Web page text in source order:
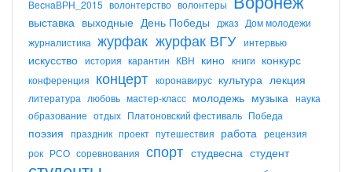
ВеснаВРН_2015 волонтерство волонтеры
выставка выходные День Победы джаз Дом молодежи
журналистика журфак журфак ВГУ интервью
искусство история карантин КВН кино книги конкурс
конференция концерт коронавирус культура лекция
литература любовь мастер-класс молодежь музыка наука
образование отдых Платоновский фестиваль Победа
поэзия праздник проект путешествия работа рецензия
рок РСО соревнования спорт студвесна студент